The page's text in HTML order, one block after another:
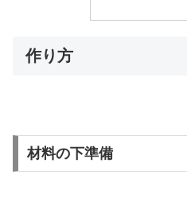
作り方
材料の下準備